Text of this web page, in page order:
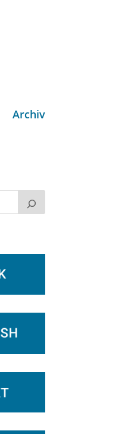
Archiv